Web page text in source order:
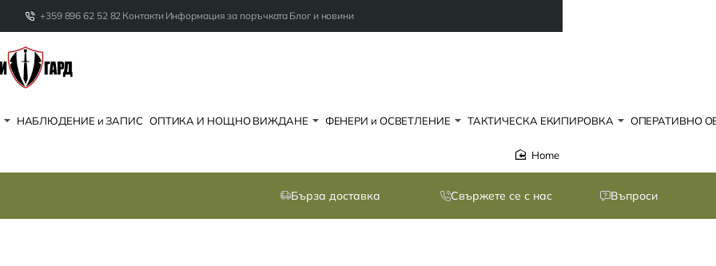
+359 896 62 52 82 Контакти Информация за поръчката Блог и новини
НАБЛЮДЕНИЕ и ЗАПИС ОПТИКА И НОЩНО ВИЖДАНЕ ФЕНЕРИ и ОСВЕТЛЕНИЕ ТАКТИЧЕСКА ЕКИПИРОВКА ОПЕРАТИВНО
Бърза доставка Свържете се с нас Въпроси